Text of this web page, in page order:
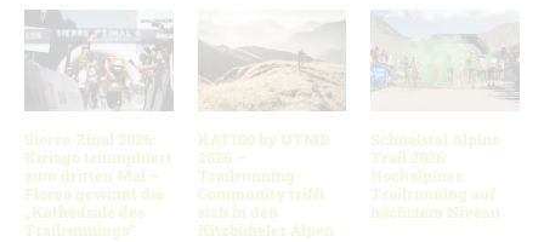
Sierre-Zinal 2026:
Kiriago triumphiert
zum dritten Mal –
Florea gewinnt die
„Kathedrale des
Trailrunnings“
KAT100 by UTMB
2026 –
Trailrunning-
Community trifft
sich in den
Kitzbüheler Alpen
Schnalstal Alpine
Trail 2026:
Hochalpines
Trailrunning auf
höchstem Niveau